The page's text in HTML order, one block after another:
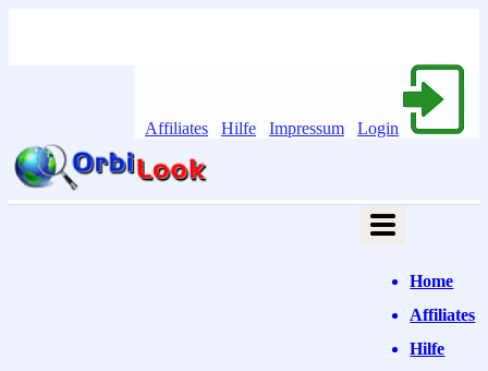
Affiliates Hilfe Impressum Login
Home
Affiliates
Hilfe